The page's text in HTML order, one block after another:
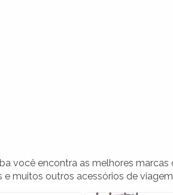
você encontra as melhores marcas
e muitos outros acessórios de